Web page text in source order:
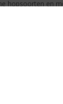
hopsoorten en